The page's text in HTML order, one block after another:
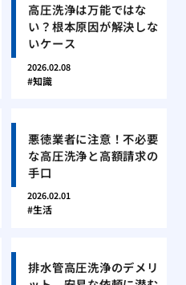
高圧洗浄は万能ではな
い？根本原因が解決しな
いケース
2026.02.08
知識
悪徳業者に注意！不必要
な高圧洗浄と高額請求の
手口
2026.02.01
生活
排水管高圧洗浄のデメリ